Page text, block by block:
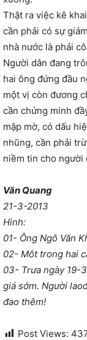
Thật ra việc kê
cần phải có sự
nhà nước là phải
Người dân đang
hai ông đứng đầu
một vị còn đương
cần chứng minh
mập mờ, có dấu
nhũng, cần phải
niềm tin cho người
Văn Quang
21-3-2013
Hình:
01- Ông Ngô Văn
02- Môt trong hai
03- Trưa ngày 19-
giá sớm. Người
đao thêm!
Post Views: